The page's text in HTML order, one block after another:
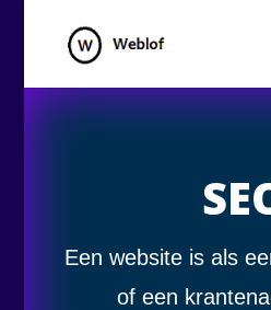
Een website is als
of een